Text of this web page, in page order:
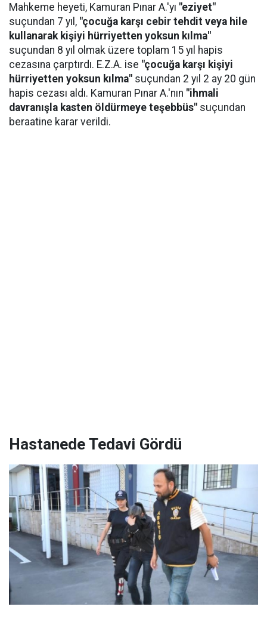
Mahkeme heyeti, Kamuran Pınar A.'yı "eziyet"
suçundan 7 yıl, "çocuğa karşı cebir tehdit veya hile
kullanarak kişiyi hürriyetten yoksun kılma"
suçundan 8 yıl olmak üzere toplam 15 yıl hapis
cezasına çarptırdı. E.Z.A. ise "çocuğa karşı kişiyi
hürriyetten yoksun kılma" suçundan 2 yıl 2 ay 20 gün
hapis cezası aldı. Kamuran Pınar A.'nın "ihmali
davranışla kasten öldürmeye teşebbüs" suçundan
beraatine karar verildi.
Hastanede Tedavi Gördü